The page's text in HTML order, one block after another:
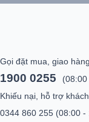
Gọi đặt mua, giao
1900 0255
Khiếu nại, hỗ trợ
0344 860 255 (08:00 -